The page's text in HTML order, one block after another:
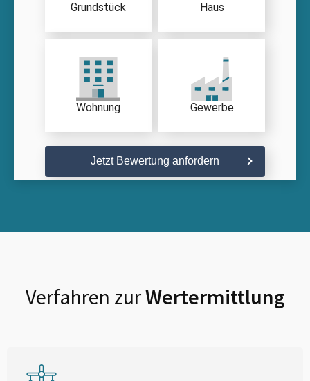
Grundstück Haus
Wohnung Gewerbe
Jetzt Bewertung anfordern
Verfahren zurWertermittlung